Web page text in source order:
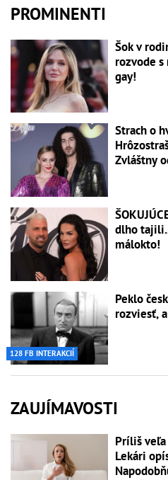
PROMINENTI
Šok v
rozvode
gay!
Strach o
Zvláštny
dlho
málokto!
128 FB INTERAKCIÍ
Peklo
rozviesť,
ZAUJÍMAVOSTI
Príliš
Lekári